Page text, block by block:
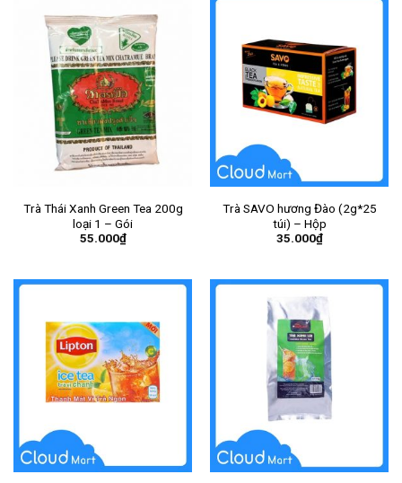
Trà Thái Xanh Green Tea 200g
loại 1 – Gói
55.000₫
Trà SAVO hương Đào (2g*25
túi) – Hộp
35.000₫